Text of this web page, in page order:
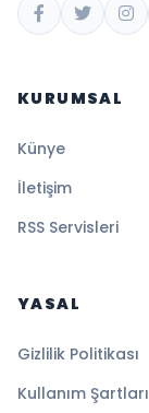
KURUMSAL
Künye
İletişim
RSS Servisleri
YASAL
Gizlilik Politikası
Kullanım Şartları